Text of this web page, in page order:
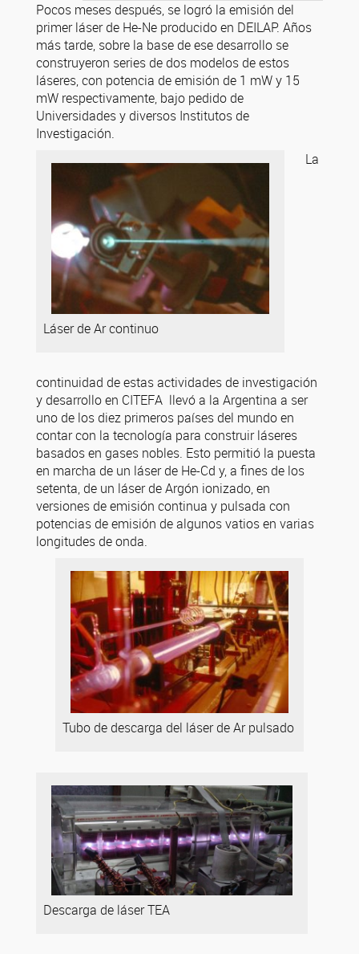
Pocos meses después, se logró la emisión del
primer láser de He-Ne producido en DEILAP. Años
más tarde, sobre la base de ese desarrollo se
construyeron series de dos modelos de estos
láseres, con potencia de emisión de 1 mW y 15
mW respectivamente, bajo pedido de
Universidades y diversos Institutos de
Investigación.
Láser de Ar continuo
La
continuidad de estas actividades de investigación
y desarrollo en CITEFA llevó a la Argentina a ser
uno de los diez primeros países del mundo en
contar con la tecnología para construir láseres
basados en gases nobles. Esto permitió la puesta
en marcha de un láser de He-Cd y, a fines de los
setenta, de un láser de Argón ionizado, en
versiones de emisión continua y pulsada con
potencias de emisión de algunos vatios en varias
longitudes de onda.
Tubo de descarga del láser de Ar pulsado
Descarga de láser TEA